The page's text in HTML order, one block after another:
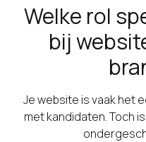
Welke rol
bij
Je website is vaak het
met kandidaten. Toch